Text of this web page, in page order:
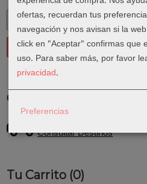
Costes de Envío
Consultar Destinos
Tu Carrito (0)
ofertas, recuerdan tus
navegación y nos avisan si la
click en "Aceptar" confirmas que
uso. Para saber más, por favor
privacidad.
Preferencias